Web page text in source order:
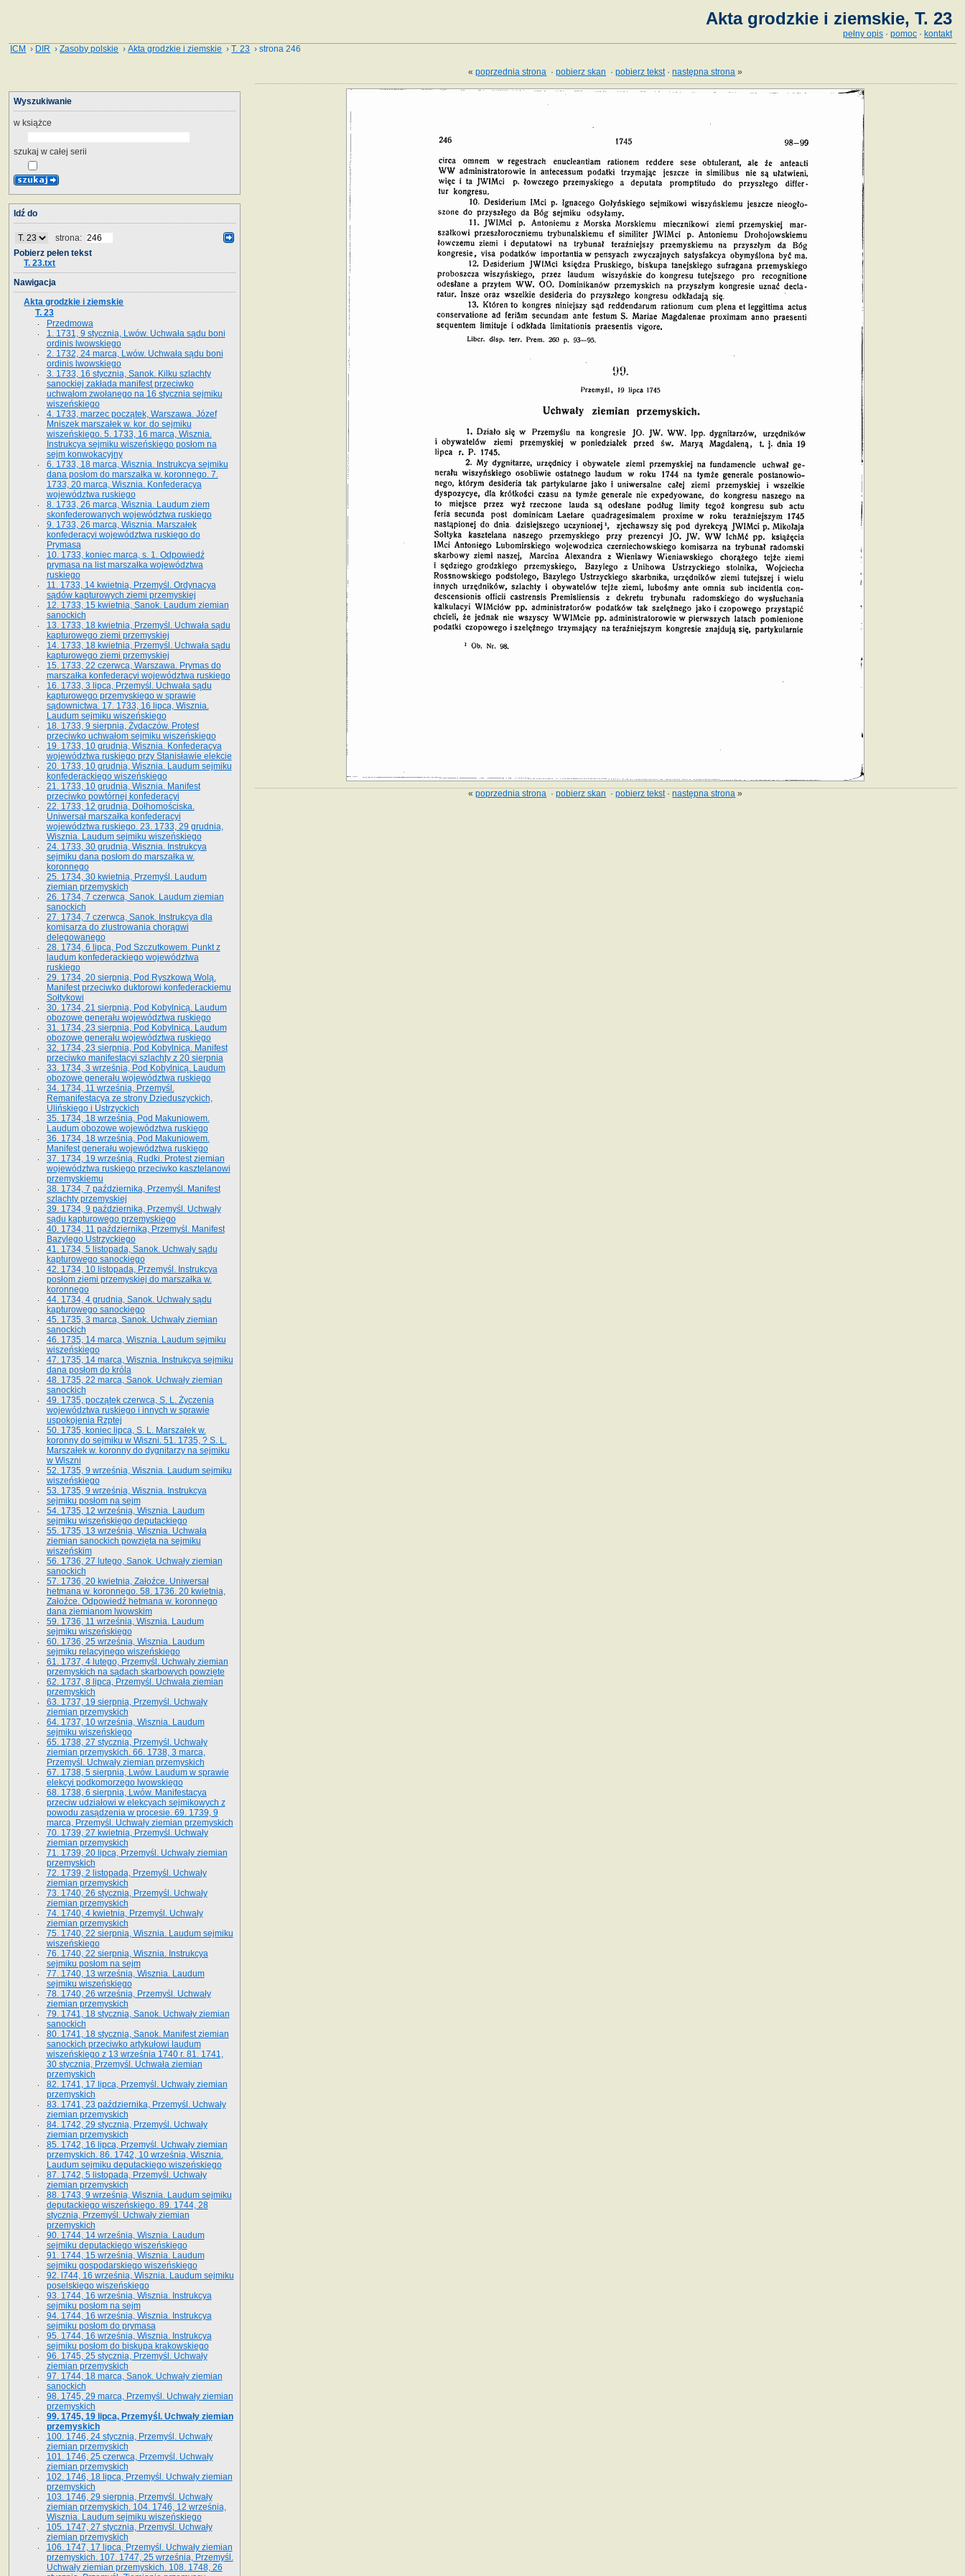
Akta grodzkie i ziemskie, T. 23
pełny opis · pomoc · kontakt
ICM › DIR ›Zasoby polskie ›Akta grodzkie i ziemskie ›T. 23 › strona 246
«poprzednia strona ·pobierz skan ·pobierz tekst·następna strona »
«poprzednia strona ·pobierz skan ·pobierz tekst·następna strona »
Wyszukiwanie
w książce
szukaj w całej serii
Idź do
strona:
Pobierz pełen tekst
T. 23.txt
Nawigacja
Akta grodzkie i ziemskie
T. 23
Przedmowa
1. 1731, 9 stycznia, Lwów. Uchwała sądu boni
ordinis lwowskiego
2. 1732, 24 marca, Lwów. Uchwała sądu boni
ordinis lwowskiego
3. 1733, 16 stycznia, Sanok. Kilku szlachty
sanockiej zakłada manifest przeciwko
uchwałom zwołanego na 16 stycz­nia sejmiku
wiszeńskiego
4. 1733, marzec początek, Warszawa. Józef
Mniszek marszałek w. kor. do sejmiku
wiszeńskiego. 5. 1733, 16 marca, Wisznia.
Instrukcya sejmiku wiszeńskiego posłom na
sejm konwokacyjny
6. 1733, 18 marca, Wisznia. Instrukcya sejmiku
dana posłom do marszałka w. koronnego. 7.
1733, 20 marca, Wisznia. Konfederacya
województwa ruskiego
8. 1733, 26 marca, Wisznia. Laudum ziem
skonfederowanych województwa ruskiego
9. 1733, 26 marca, Wisznia. Marszałek
konfederacyi województwa ruskiego do
Prymasa
10. 1733, koniec marca, s. 1. Odpowiedź
prymasa na list marszałka województwa
ruskiego
11. 1733, 14 kwietnia, Przemyśl. Ordynacya
sądów kapturowych ziemi przemyskiej
12. 1733, 15 kwietnia, Sanok. Laudum ziemian
sanockich
13. 1733, 18 kwietnia, Przemyśl. Uchwała sądu
kapturowego ziemi przemyskiej
14. 1733, 18 kwietnia, Przemyśl. Uchwała sądu
kapturowego ziemi przemyskiej
15. 1733, 22 czerwca, Warszawa. Prymas do
marszałka konfederacyi województwa ruskiego
16. 1733, 3 lipca, Przemyśl. Uchwała sądu
kapturowego przemyskiego w sprawie
sądownictwa. 17. 1733, 16 lipca, Wisznia.
Laudum sejmiku wiszeńskiego
18. 1733, 9 sierpnia, Żydaczów. Protest
przeciwko uchwałom sejmiku wiszeńskiego
19. 1733, 10 grudnia, Wisznia. Konfederacya
województwa ruskiego przy Stanisławie elekcie
20. 1733, 10 grudnia, Wisznia. Laudum sejmiku
konfederackiego wiszeńskiego
21. 1733, 10 grudnia, Wisznia. Manifest
przeciwko powtórnej konfederacyi
22. 1733, 12 grudnia, Dołhomościska.
Uniwersał marszałka konfederacyi
województwa ruskiego. 23. 1733, 29 grudnia,
Wisznia. Laudum sejmiku wiszeńskiego
24. 1733, 30 grudnia, Wisznia. Instrukcya
sejmiku dana posłom do marszałka w.
koronnego
25. 1734, 30 kwietnia, Przemyśl. Laudum
ziemian przemyskich
26. 1734, 7 czerwca, Sanok. Laudum ziemian
sanockich
27. 1734, 7 czerwca, Sanok. Instrukcya dla
komisarza do zlustrowania chorągwi
delegowanego
28. 1734, 6 lipca, Pod Szczutkowem. Punkt z
laudum konfederackiego województwa
ruskiego
29. 1734, 20 sierpnia, Pod Ryszkową Wolą.
Manifest przeciwko duktorowi konfederackiemu
Sołtykowi
30. 1734, 21 sierpnia, Pod Kobylnicą. Laudum
obozowe generału województwa ruskiego
31. 1734, 23 sierpnia, Pod Kobylnicą. Laudum
obozowe generału województwa ruskiego
32. 1734, 23 sierpnia, Pod Kobylnicą. Manifest
przeciwko manifestacyi szlachty z 20 sierpnia
33. 1734, 3 września, Pod Kobylnicą. Laudum
obozowe generału województwa ruskiego
34. 1734, 11 września, Przemyśl.
Remanifestacya ze strony Dzieduszyckich,
Ulińskiego i Ustrzyckich
35. 1734, 18 września, Pod Makuniowem.
Laudum obozowe województwa ruskiego
36. 1734, 18 września, Pod Makuniowem.
Manifest generału województwa ruskiego
37. 1734, 19 września, Rudki. Protest ziemian
województwa ruskiego przeciwko kasztelanowi
przemyskiemu
38. 1734, 7 października, Przemyśl. Manifest
szlachty przemyskiej
39. 1734, 9 października, Przemyśl. Uchwały
sądu kapturowego przemyskiego
40. 1734, 11 października, Przemyśl. Manifest
Bazylego Ustrzyckiego
41. 1734, 5 listopada, Sanok. Uchwały sądu
kapturowego sanockiego
42. 1734, 10 listopada, Przemyśl. Instrukcya
posłom ziemi przemyskiej do marszałka w.
koronnego
44. 1734, 4 grudnia, Sanok. Uchwały sądu
kapturowego sanockiego
45. 1735, 3 marca, Sanok. Uchwały ziemian
sanockich
46. 1735, 14 marca, Wisznia. Laudum sejmiku
wiszeńskiego
47. 1735, 14 marca, Wisznia. Instrukcya sejmiku
dana posłom do króla
48. 1735, 22 marca, Sanok. Uchwały ziemian
sanockich
49. 1735, początek czerwca, S. L. Życzenia
województwa ruskiego i innych w sprawie
uspokojenia Rzptej
50. 1735, koniec lipca, S. L. Marszałek w.
koronny do sejmiku w Wiszni. 51. 1735, ? S. L.
Marszałek w. koronny do dygnitarzy na sejmiku
w Wiszni
52. 1735, 9 września, Wisznia. Laudum sejmiku
wiszeńskiego
53. 1735, 9 września, Wisznia. Instrukcya
sejmiku posłom na sejm
54. 1735, 12 września, Wisznia. Laudum
sejmiku wiszeńskiego deputackiego
55. 1735, 13 września, Wisznia. Uchwała
ziemian sanockich powzięta na sejmiku
wiszeńskim
56. 1736, 27 lutego, Sanok. Uchwały ziemian
sanockich
57. 1736, 20 kwietnia, Załoźce. Uniwersał
hetmana w. koronnego. 58. 1736. 20 kwietnia,
Załoźce. Odpowiedź hetmana w. koronnego
dana ziemianom lwowskim
59. 1736, 11 września, Wisznia. Laudum
sejmiku wiszeńskiego
60. 1736, 25 września, Wisznia. Laudum
sejmiku relacyjnego wiszeńskiego
61. 1737, 4 lutego, Przemyśl. Uchwały ziemian
przemyskich na sądach skarbowych powzięte
62. 1737, 8 lipca, Przemyśl. Uchwała ziemian
przemyskich
63. 1737, 19 sierpnia, Przemyśl. Uchwały
ziemian przemyskich
64. 1737, 10 września, Wisznia. Laudum
sejmiku wiszeńskiego
65. 1738, 27 stycznia, Przemyśl. Uchwały
ziemian przemyskich­­. 66. 1738, 3 marca,
Przemyśl. Uchwały ziemian przemyskich­
67. 1738, 5 sierpnia, Lwów. Laudum w sprawie
elekcyi podkomorzego lwowskiego
68. 1738, 6 sierpnia, Lwów. Manifestacya
przeciw udziałowi w elekcyach sejmikowych z
powodu zasądzenia w procesie. 69. 1739, 9
marca, Przemyśl. Uchwały ziemian przemyskich
70. 1739, 27 kwietnia, Przemyśl. Uchwały
ziemian przemyskich
71. 1739, 20 lipca, Przemyśl. Uchwały ziemian
przemyskich
72. 1739, 2 listopada, Przemyśl. Uchwały
ziemian przemyskich
73. 1740, 26 stycznia, Przemyśl. Uchwały
ziemian przemyskich
74. 1740, 4 kwietnia, Przemyśl. Uchwały
ziemian przemyskich
75. 1740, 22 sierpnia, Wisznia. Laudum sejmiku
wiszeńskiego
76. 1740, 22 sierpnia, Wisznia. Instrukcya
sejmiku posłom na sejm
77. 1740, 13 września, Wisznia. Laudum
sejmiku wiszeńskiego
78. 1740, 26 września, Przemyśl. Uchwały
ziemian przemyskich
79. 1741, 18 stycznia, Sanok. Uchwały ziemian
sanockich
80. 1741, 18 stycznia, Sanok. Manifest ziemian
sanockich przeciwko artykułowi laudum
wiszeńskiego z 13 wrze­śnia 1740 r. 81. 1741,
30 stycznia, Przemyśl. Uchwała ziemian
przemyskich
82. 1741, 17 lipca, Przemyśl. Uchwały ziemian
przemyskich
83. 1741, 23 października, Przemyśl. Uchwały
ziemian przemyskich
84. 1742, 29 stycznia, Przemyśl. Uchwały
ziemian przemyskich
85. 1742, 16 lipca, Przemyśl. Uchwały ziemian
przemyskich. 86. 1742, 10 września, Wisznia.
Laudum sejmiku deputackiego wiszeńskiego
87. 1742, 5 listopada, Przemyśl. Uchwały
ziemian przemyskich
88. 1743, 9 września, Wisznia. Laudum sejmiku
deputackiego wiszeńskiego. 89. 1744, 28
stycznia, Przemyśl. Uchwały ziemian
przemyskich
90. 1744, 14 września, Wisznia. Laudum
sejmiku deputackiego wiszeńskiego
91. 1744, 15 września, Wisznia. Laudum
sejmiku gospodarskiego wiszeńskiego
92. l744, 16 września, Wisznia. Laudum sejmiku
poselskiego wiszeńskiego
93. 1744, 16 września, Wisznia. Instrukcya
sejmiku posłom na sejm
94. 1744, 16 września, Wisznia. Instrukcya
sejmiku posłom do prymasa
95. 1744, 16 września, Wisznia. Instrukcya
sejmiku posłom do biskupa krakowskiego
96. 1745, 25 stycznia, Przemyśl. Uchwały
ziemian przemyskich
97. 1744, 18 marca, Sanok. Uchwały ziemian
sanockich
98. 1745, 29 marca, Przemyśl. Uchwały ziemian
przemyskich
99. 1745, 19 lipca, Przemyśl. Uchwały ziemian
przemyskich
100. 1746, 24 stycznia, Przemyśl. Uchwały
ziemian przemyskich
101. 1746, 25 czerwca, Przemyśl. Uchwały
ziemian przemyskich
102. 1746, 18 lipca, Przemyśl. Uchwały ziemian
przemyskich
103. 1746, 29 sierpnia, Przemyśl. Uchwały
ziemian przemyskich. 104. 1746, 12 września,
Wisznia. Laudum sejmiku wiszeńskiego
105. 1747, 27 stycznia, Przemyśl. Uchwały
ziemian przemyskich
106. 1747, 17 lipca, Przemyśl. Uchwały ziemian
przemyskich. 107. 1747, 25 września, Przemyśl.
Uchwały ziemian przemyskich. 108. 1748, 26